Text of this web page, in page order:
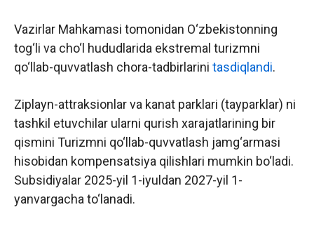
Vazirlar Mahkamasi tomonidan O‘zbekistonning
tog‘li va cho‘l hududlarida ekstremal turizmni
qo‘llab-quvvatlash chora-tadbirlarini tasdiqlandi.
Ziplayn-attraksionlar va kanat parklari (tayparklar) ni
tashkil etuvchilar ularni qurish xarajatlarining bir
qismini Turizmni qo‘llab-quvvatlash jamg‘armasi
hisobidan kompensatsiya qilishlari mumkin bo‘ladi.
Subsidiyalar 2025-yil 1-iyuldan 2027-yil 1-
yanvargacha to‘lanadi.